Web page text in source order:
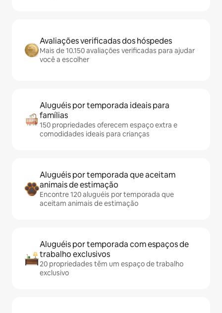
Avaliações verificadas dos hóspedes
Mais de 10.150 avaliações verificadas para ajudar
você a escolher
Aluguéis por temporada ideais para
famílias
150 propriedades oferecem espaço extra e
comodidades ideais para crianças
Aluguéis por temporada que aceitam
animais de estimação
Encontre 120 aluguéis por temporada que
aceitam animais de estimação
Aluguéis por temporada com espaços de
trabalho exclusivos
20 propriedades têm um espaço de trabalho
exclusivo